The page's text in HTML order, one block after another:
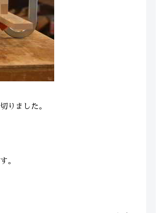
りました。
。